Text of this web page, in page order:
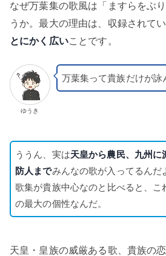
なぜ万葉集の歌風は「ますらをぶ
うか。最大の理由は、収録されて
とにかく広いことです。
ゆうき
万葉集って貴族だけが詠
ううん、実は天皇から農民、九州に
防人までみんなの歌が入ってるんだ
歌集が貴族中心なのと比べると、こ
の最大の個性なんだ。
天皇・皇族の威厳ある歌、貴族の